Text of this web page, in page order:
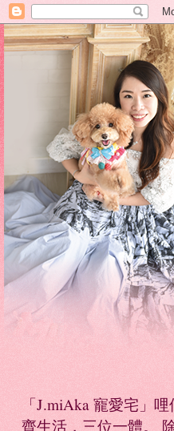
「J.miAka 寵愛宅」
齊生活，三位一體。